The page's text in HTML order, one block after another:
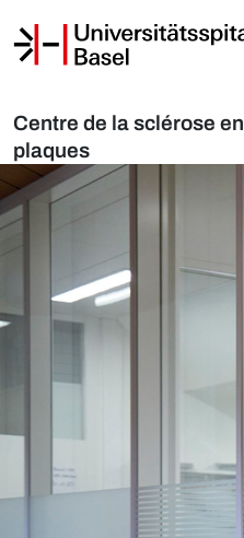
Centre de la sclérose en
plaques